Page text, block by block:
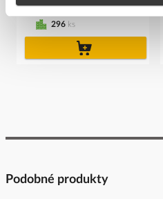
Cena s DPH
296 ks
Podobné produkty